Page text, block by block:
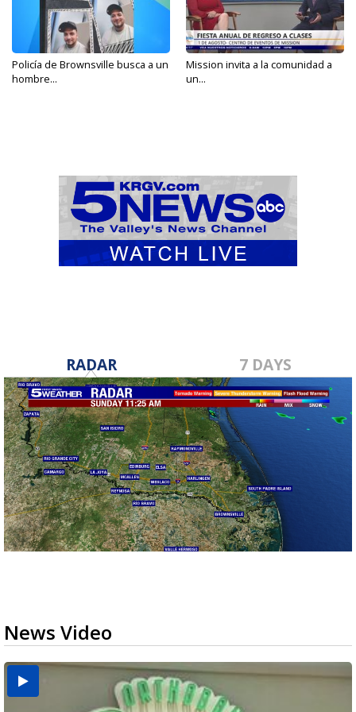
Policía de Brownsville busca a un
hombre...
Mission invita a la comunidad a
un...
RADAR 7 DAYS
News Video